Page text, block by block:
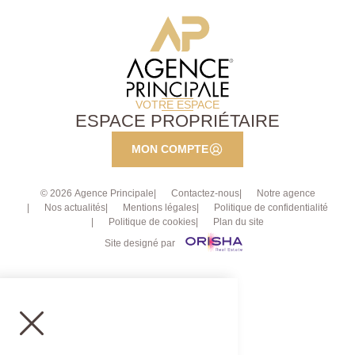
l'AGENCE PRINCIPALE Chaville pour plus d'informations
et pour organiser une visite.
VOTRE ESPACE
ESPACE PROPRIÉTAIRE
MON COMPTE
© 2026 Agence Principale Contactez-nous
Notre agence
Nos actualités
Mentions légales
Politique de confidentialité
Politique de cookies
Plan du site
Site designé par